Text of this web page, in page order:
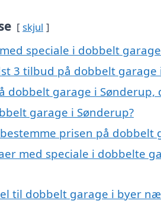
skjul
speciale i dobbelt
3 tilbud på dobbelt garage
dobbelt garage i
garage i Sønderup?
prisen på dobbelt
med speciale i dobbelte
til dobbelt garage i byer